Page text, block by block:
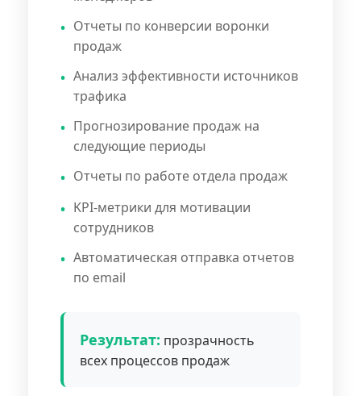
Отчеты по конверсии воронки
продаж
Анализ эффективности источников
трафика
Прогнозирование продаж на
следующие периоды
Отчеты по работе отдела продаж
KPI-метрики для мотивации
сотрудников
Автоматическая отправка отчетов
по email
Результат: прозрачность
всех процессов продаж